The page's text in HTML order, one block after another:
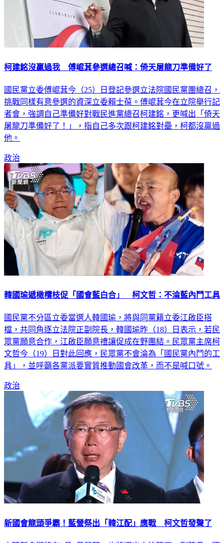
柯建銘沒贏過我 傅崐萁參選總召喊：倚天屠龍刀準備好了
國民黨立委傅崐萁今（25）日登記參選立法院國民黨團總召，
挑戰同樣有意參選的資深立委賴士葆。傅崐萁今在立院舉行記
者會，強調自己準備好對戰民進黨總召柯建銘，更喊出「倚天
屠龍刀準備好了！」，指自己多次跟柯建銘對壘，柯都沒贏過
他。
政治
韓國瑜遞橄欖枝促「國會藍白合」 柯文哲：不淪藍內鬥工具
國民黨不分區立委當選人韓國瑜，將與同黨籍立委江啟臣搭
檔，共同角逐立法院正副院長，韓國瑜昨（18）日表示，若民
眾黨願意合作，江啟臣願意禮讓促成在野團結。民眾黨主席柯
文哲今（19）日對此回應，民眾黨不會淪為「國民黨內鬥的工
具」，並呼籲各黨派要實質推動國會改革，而不是喊口號。
政治
新國會龍頭爭霸！藍營祭出「韓江配」應戰 柯文哲發聲了